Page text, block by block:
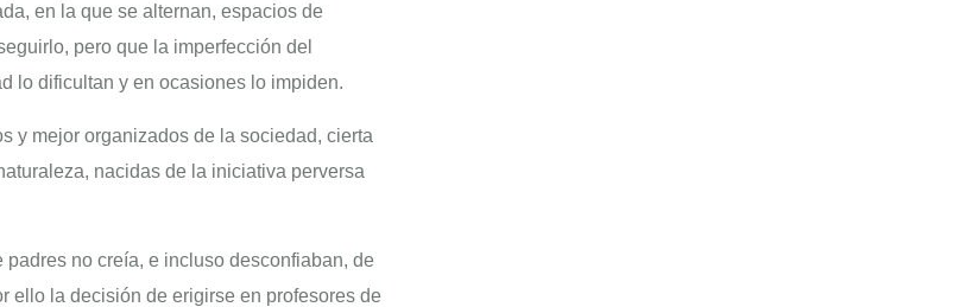
en la que se alternan, espacios de
pero que la imperfección del
lo dificultan y en ocasiones lo impiden.
y mejor organizados de la sociedad, cierta
nacidas de la iniciativa perversa
no creía, e incluso desconfiaban, de
ello la decisión de erigirse en profesores de